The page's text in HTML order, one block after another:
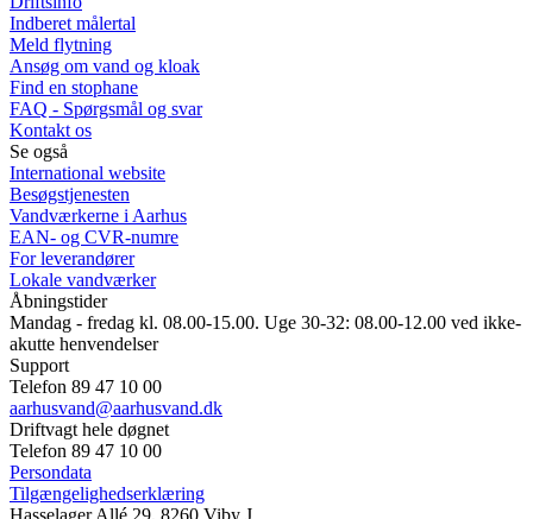
Indberet målertal
Meld flytning
Ansøg om vand og kloak
Find en stophane
FAQ - Spørgsmål og svar
Kontakt os
Se også
International website
Besøgstjenesten
Vandværkerne i Aarhus
EAN- og CVR-numre
For leverandører
Lokale vandværker
Åbningstider
Mandag - fredag kl. 08.00-15.00. Uge 30-32: 08.00-12.00 ved ikke-
akutte henvendelser
Support
Telefon 89 47 10 00
aarhusvand@aarhusvand.dk
Driftvagt hele døgnet
Telefon 89 47 10 00
Persondata
Tilgængelighedserklæring
Hasselager Allé 29, 8260 Viby J